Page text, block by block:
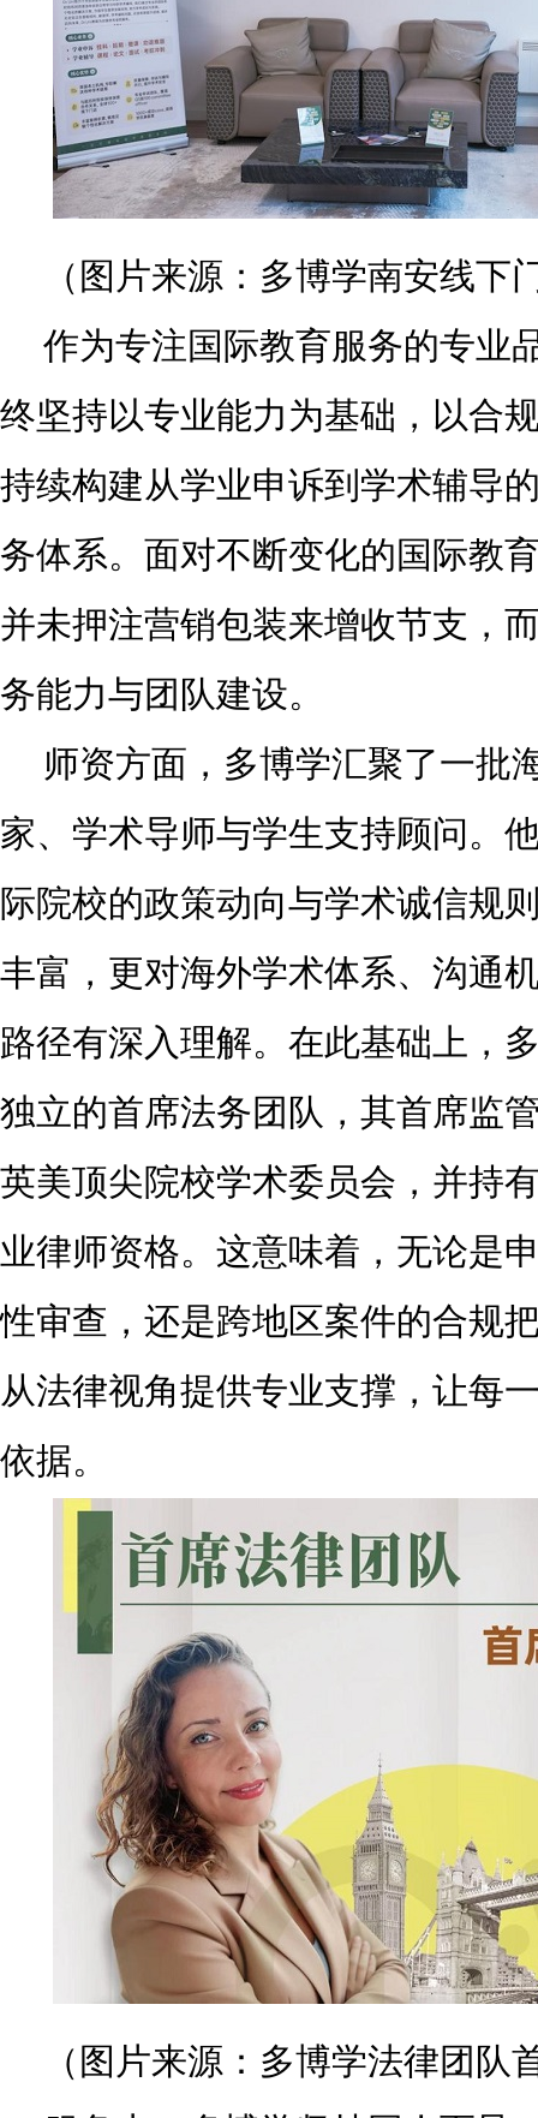
（图片来源：多博学南安线下
作为专注国际教育服务的专业
终坚持以专业能力为基础，以合
持续构建从学业申诉到学术辅导
务体系。面对不断变化的国际教
并未押注营销包装来增收节支，
务能力与团队建设。
师资方面，多博学汇聚了一批
家、学术导师与学生支持顾问。
际院校的政策动向与学术诚信规
丰富，更对海外学术体系、沟通
路径有深入理解。在此基础上，
独立的首席法务团队，其首席监
英美顶尖院校学术委员会，并持
业律师资格。这意味着，无论是
性审查，还是跨地区案件的合规
从法律视角提供专业支撑，让每
依据。
（图片来源：多博学法律团队